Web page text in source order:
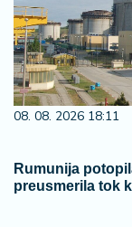
08. 08. 2026 18:11
Rumunija
preusmerila tok